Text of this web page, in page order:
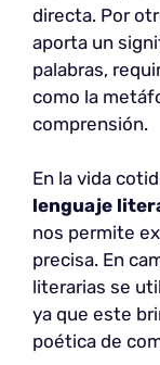
directa. Por
aporta un
palabras,
como la
comprensión.
En la vida
lenguaje
nos permite
precisa. En
literarias se
ya que este
poética de